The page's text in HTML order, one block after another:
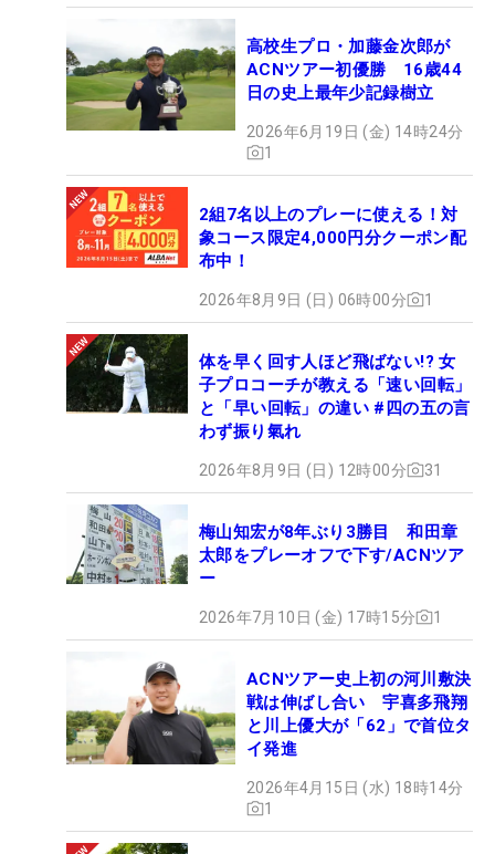
高校生プロ・加藤金次郎が
ACNツアー初優勝 16歳44
日の史上最年少記録樹立
2026年6月19日 (金) 14時24分
1
2組7名以上のプレーに使える！対
象コース限定4,000円分クーポン配
布中！
2026年8月9日 (日) 06時00分 1
体を早く回す人ほど飛ばない!? 女
子プロコーチが教える「速い回転」
と「早い回転」の違い #四の五の言
わず振り氣れ
2026年8月9日 (日) 12時00分 31
梅山知宏が8年ぶり3勝目 和田章
太郎をプレーオフで下す/ACNツア
ー
2026年7月10日 (金) 17時15分 1
ACNツアー史上初の河川敷決
戦は伸ばし合い 宇喜多飛翔
と川上優大が「62」で首位タ
イ発進
2026年4月15日 (水) 18時14分
1